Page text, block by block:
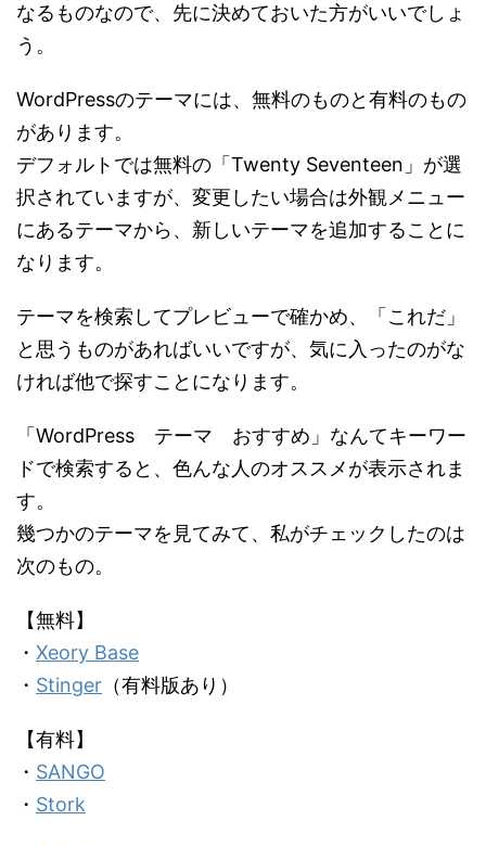
なるものなので、先に決めておいた方がいいでしょ
う。
WordPressのテーマには、無料のものと有料のもの
があります。
デフォルトでは無料の「Twenty Seventeen」が選
択されていますが、変更したい場合は外観メニュー
にあるテーマから、新しいテーマを追加することに
なります。
テーマを検索してプレビューで確かめ、「これだ」
と思うものがあればいいですが、気に入ったのがな
ければ他で探すことになります。
「WordPress テーマ おすすめ」なんてキーワー
ドで検索すると、色んな人のオススメが表示されま
す。
幾つかのテーマを見てみて、私がチェックしたのは
次のもの。
【無料】
・ Xeory Base
・ Stinger （有料版あり）
【有料】
・ SANGO
・ Stork